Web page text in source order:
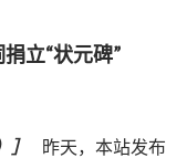
立“状元碑”
］
昨天，本站发布